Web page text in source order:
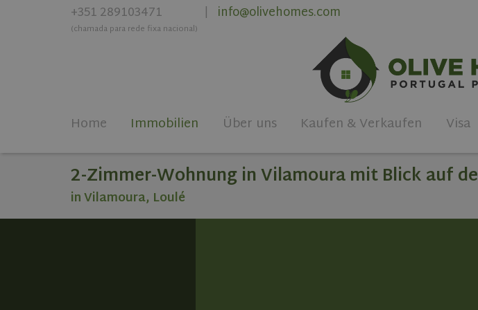
+351 289103471
(chamada para rede fixa nacional)
| info@olivehomes.com
Home Immobilien Über uns Kaufen & Verkaufen Visa
2-Zimmer-Wohnung in Vilamoura mit Blick auf
in Vilamoura, Loulé